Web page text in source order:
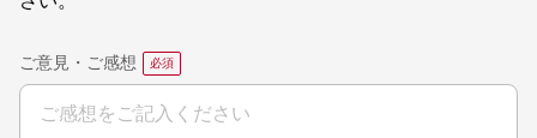
ご意見・ご感想